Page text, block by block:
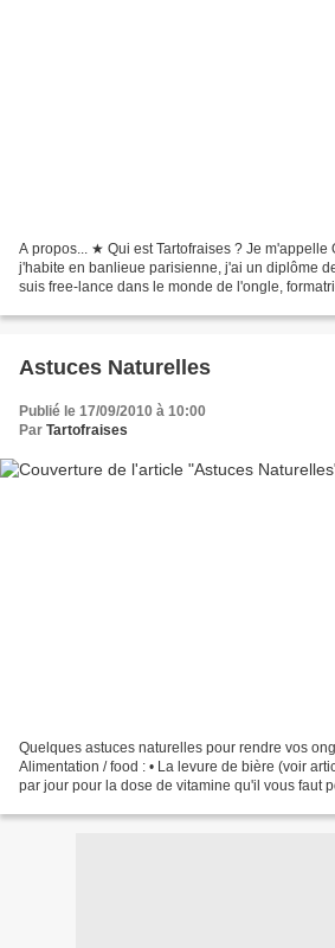
A propos... ★ Qui est Tartofraises ? Je m'appelle
j'habite en banlieue parisienne, j'ai un diplôme
suis free-lance dans le monde de l'ongle,
Astuces Naturelles
Publié le 17/09/2010 à 10:00
Par Tartofraises
Quelques astuces naturelles pour rendre vos
Alimentation / food : • La levure de bière (voir
par jour pour la dose de vitamine qu'il vous faut